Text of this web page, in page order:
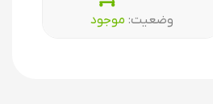
وضعیت:‌ موجود